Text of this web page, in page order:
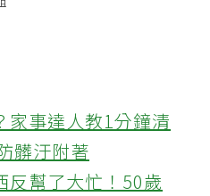
家事達人教1分鐘清
髒汙附著
反幫了大忙！50歲